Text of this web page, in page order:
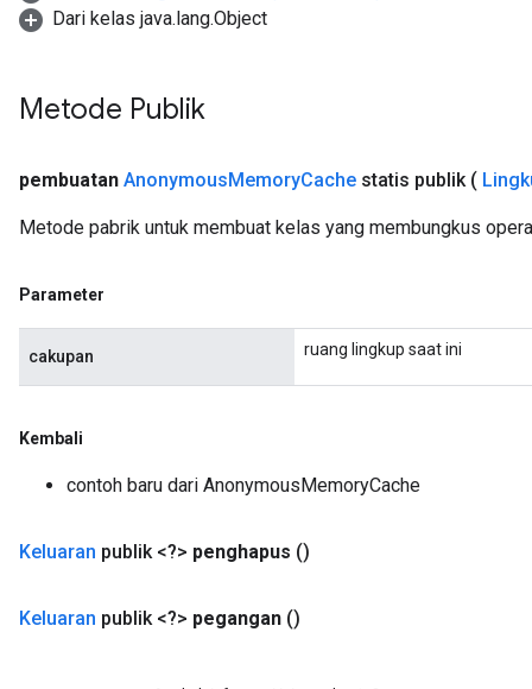
Dari kelas java.lang.Object
Metode Publik
pembuatan AnonymousMemoryCache statis publik (
Metode pabrik untuk membuat kelas yang membungkus
Parameter
cakupan ruang lingkup saat ini
Kembali
contoh baru dari AnonymousMemoryCache
Keluaran publik <?> penghapus ()
Keluaran publik <?> pegangan ()